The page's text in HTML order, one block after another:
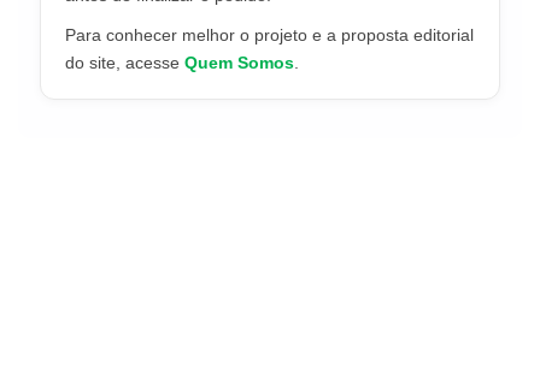
Para conhecer melhor o projeto e a proposta editorial
do site, acesse Quem Somos